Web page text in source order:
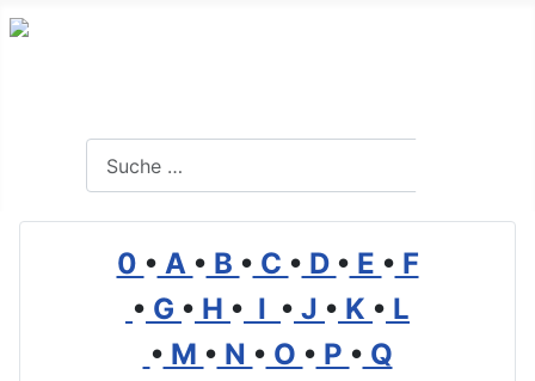
0 • A • B • C • D • E • F
• G • H • I • J • K • L
• M • N • O • P • Q